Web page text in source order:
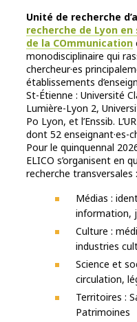
Unité de recherche
recherche de Lyon
de la COmmunication
monodisciplinaire qui
chercheur·es
établissements
St-Étienne : Université
Lumière-Lyon 2,
Po Lyon, et l’Enssib.
dont 52 enseignant·es-
Pour le quinquennal
ELICO s’organisent en
recherche transversales :
Médias :
information,
Culture :
industries
Science et
circulation,
Territoires :
Patrimoines